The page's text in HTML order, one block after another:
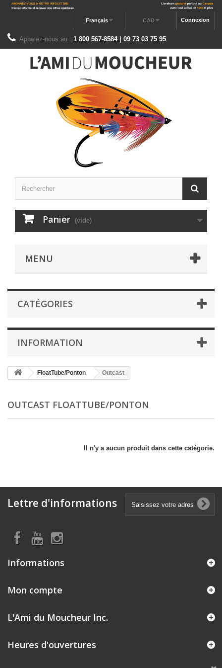
Connexion
CAD
Français
Appelez-nous au : 1 800 567-8584 | 09 73 03 75 95
Panier (vide)
MENU
CATÉGORIES
INFORMATION
FloatTube/Ponton Outcast
OUTCAST FLOATTUBE/PONTON
Il n'y a aucun produit dans cette catégorie.
Lettre d'informations
Informations
Mon compte
L'Ami du Moucheur Inc.
Heures d'ouvertures